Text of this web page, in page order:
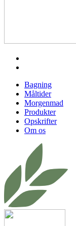
Bagning
Måltider
Morgenmad
Produkter
Opskrifter
Om os